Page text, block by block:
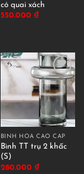
có quai xách
550.000 ₫
BÌNH HOA CAO CẤP
Bình TT trụ 2 khấc
(S)
280.000 ₫